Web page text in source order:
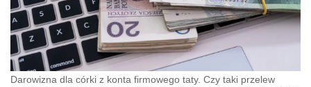
Darowizna dla córki z konta firmowego taty. Czy taki przelew